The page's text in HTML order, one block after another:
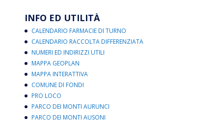
INFO ED UTILITÀ
CALENDARIO FARMACIE DI TURNO
CALENDARIO RACCOLTA DIFFERENZIATA
NUMERI ED INDIRIZZI UTILI
MAPPA GEOPLAN
MAPPA INTERATTIVA
COMUNE DI FONDI
PRO LOCO
PARCO DEI MONTI AURUNCI
PARCO DEI MONTI AUSONI